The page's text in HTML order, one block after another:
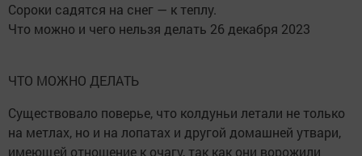
Сороки садятся на снег — к теплу.
Что можно и чего нельзя делать 26 декабря 2023
ЧТО МОЖНО ДЕЛАТЬ
Существовало поверье, что колдуньи летали не только
на метлах, но и на лопатах и другой домашней утвари,
имеющей отношение к очагу, так как они ворожили